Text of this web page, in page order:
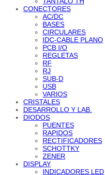
CONECTORES
AC/DC
BASES
CIRCULARES
IDC-CABLE PLANO
PCB I/O
REGLETAS
RF
RJ
SUB-D
USB
VARIOS
CRISTALES
DESARROLLO Y LAB.
DIODOS
PUENTES
RAPIDOS
RECTIFICADORES
SCHOTTKY
ZENER
DISPLAY
INDICADORES LED